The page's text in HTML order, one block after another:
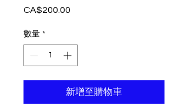
CA$200.00
數量 *
新增至購物車